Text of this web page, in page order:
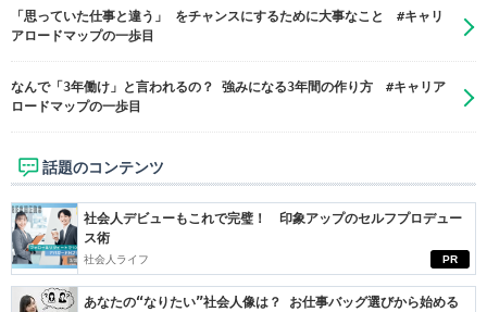
「思っていた仕事と違う」 をチャンスにするために大事なこと #キャリ
アロードマップの一歩目
なんで「3年働け」と言われるの？ 強みになる3年間の作り方 #キャリア
ロードマップの一歩目
話題のコンテンツ
PR
社会人デビューもこれで完璧！ 印象アップのセルフプロデュー
ス術
社会人ライフ
あなたの“なりたい”社会人像は？ お仕事バッグ選びから始める